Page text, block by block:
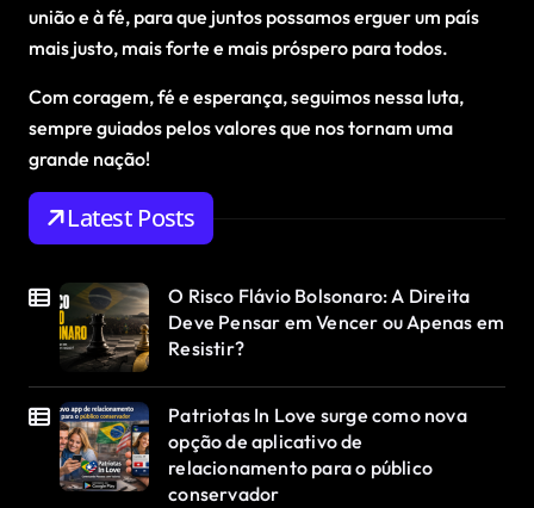
união e à fé, para que juntos possamos erguer um país
mais justo, mais forte e mais próspero para todos.
Com coragem, fé e esperança, seguimos nessa luta,
sempre guiados pelos valores que nos tornam uma
grande nação!
Latest Posts
O Risco Flávio Bolsonaro: A Direita
Deve Pensar em Vencer ou Apenas em
Resistir?
Patriotas In Love surge como nova
opção de aplicativo de
relacionamento para o público
conservador